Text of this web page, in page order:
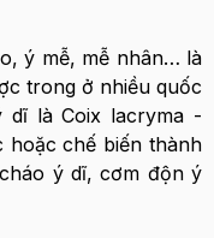
ý mễ, mễ nhân… là
trong ở nhiều quốc
dĩ là Coix lacryma -
hoặc chế biến thành
ý dĩ, cơm độn ý